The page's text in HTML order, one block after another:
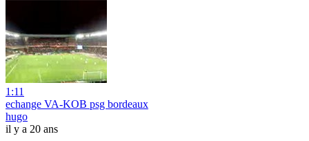
1:11
echange VA-KOB psg bordeaux
hugo
il y a 20 ans